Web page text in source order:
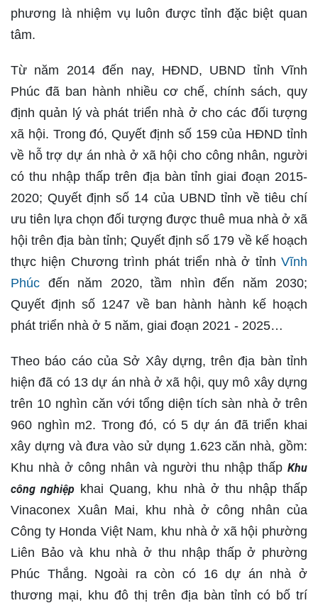
phương là nhiệm vụ luôn được tỉnh đặc biệt quan
tâm.
Từ năm 2014 đến nay, HĐND, UBND tỉnh Vĩnh
Phúc đã ban hành nhiều cơ chế, chính sách, quy
định quản lý và phát triển nhà ở cho các đối tượng
xã hội. Trong đó, Quyết định số 159 của HĐND tỉnh
về hỗ trợ dự án nhà ở xã hội cho công nhân, người
có thu nhập thấp trên địa bàn tỉnh giai đoạn 2015-
2020; Quyết định số 14 của UBND tỉnh về tiêu chí
ưu tiên lựa chọn đối tượng được thuê mua nhà ở xã
hội trên địa bàn tỉnh; Quyết định số 179 về kế hoạch
thực hiện Chương trình phát triển nhà ở tỉnh Vĩnh
Phúc đến năm 2020, tầm nhìn đến năm 2030;
Quyết định số 1247 về ban hành hành kế hoạch
phát triển nhà ở 5 năm, giai đoạn 2021 - 2025…
Theo báo cáo của Sở Xây dựng, trên địa bàn tỉnh
hiện đã có 13 dự án nhà ở xã hội, quy mô xây dựng
trên 10 nghìn căn với tổng diện tích sàn nhà ở trên
960 nghìn m2. Trong đó, có 5 dự án đã triển khai
xây dựng và đưa vào sử dụng 1.623 căn nhà, gồm:
Khu nhà ở công nhân và người thu nhập thấp Khu
công nghiệp khai Quang, khu nhà ở thu nhập thấp
Vinaconex Xuân Mai, khu nhà ở công nhân của
Công ty Honda Việt Nam, khu nhà ở xã hội phường
Liên Bảo và khu nhà ở thu nhập thấp ở phường
Phúc Thắng. Ngoài ra còn có 16 dự án nhà ở
thương mại, khu đô thị trên địa bàn tỉnh có bố trí